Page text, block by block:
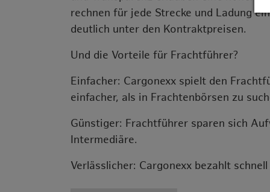
rechnen für jede Strecke und Ladung
deutlich unter den Kontraktpreisen.
Und die Vorteile für Frachtführer?
Einfacher: Cargonexx spielt den
einfacher, als in Frachtenbörsen zu
Günstiger: Frachtführer sparen sich
Intermediäre.
Verlässlicher: Cargonexx bezahlt